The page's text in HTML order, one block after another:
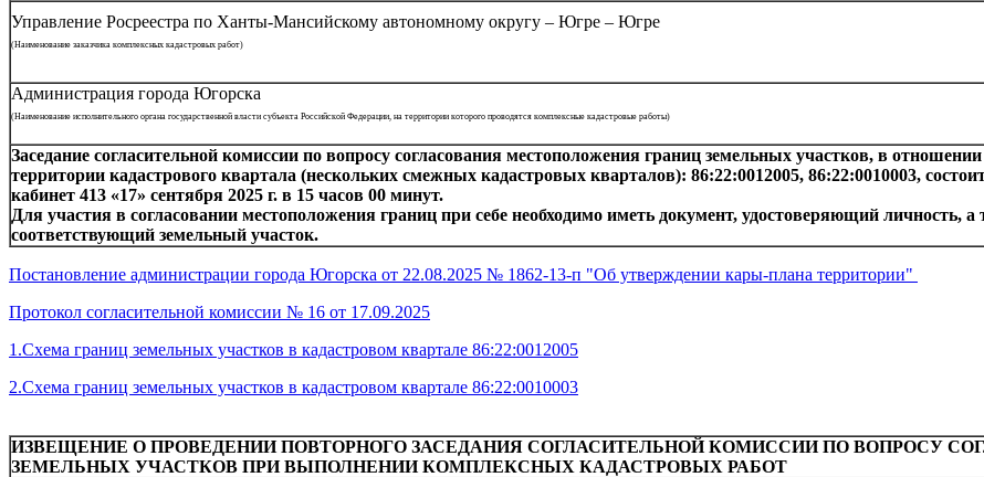
Управление Росреестра по Ханты-Мансийскому автономному округу – Югре – Югре
(Наименование заказчика комплексных кадастровых работ)
Администрация города Югорска
(Наименование исполнительного органа государственной власти субъекта Российской Федерации, на территории которого проводятся комплексные кадастровые работы)
Заседание согласительной комиссии по вопросу согласования местоположения границ земельных участков, в
территории кадастрового квартала (нескольких смежных кадастровых кварталов): 86:22:0012005, 86:22:0010003,
кабинет 413 «17» сентября 2025 г. в 15 часов 00 минут.
Для участия в согласовании местоположения границ при себе необходимо иметь документ, удостоверяющий
соответствующий земельный участок.
Постановление администрации города Югорска от 22.08.2025 № 1862-13-п "Об утверждении кары-плана территории"
Протокол согласительной комиссии № 16 от 17.09.2025
1.Схема границ земельных участков в кадастровом квартале 86:22:001 2005
2.Схема границ земельных участков в кадастровом квартале 86:22:0010003
ИЗВЕЩЕНИЕ О ПРОВЕДЕНИИ ПОВТОРНОГО ЗАСЕДАНИЯ СОГЛАСИТЕЛЬНОЙ КОМИССИИ ПО ВОПРОСУ
ЗЕМЕЛЬНЫХ УЧАСТКОВ ПРИ ВЫПОЛНЕНИИ КОМПЛЕКСНЫХ КАДАСТРОВЫХ РАБОТ